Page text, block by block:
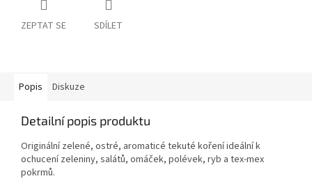
ZEPTAT SE SDÍLET
Popis Diskuze
Detailní popis produktu
Originální zelené, ostré, aromaticé tekuté koření ideální k
ochucení zeleniny, salátů, omáček, polévek, ryb a tex-mex
pokrmů.